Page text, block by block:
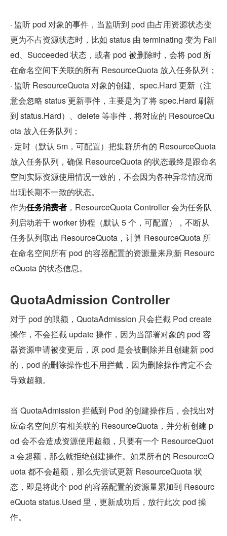
· 监听 pod 对象的事件，当监听到 pod 由占用资源状态变
更为不占资源状态时，比如 status 由 terminating 变为 Fail
ed、Succeeded 状态，或者 pod 被删除时，会将 pod 所
在命名空间下关联的所有 ResourceQuota 放入任务队列；
· 监听 ResourceQuota 对象的创建、spec.Hard 更新（注
意会忽略 status 更新事件，主要是为了将 spec.Hard 刷新
到 status.Hard）、delete 等事件，将对应的 ResourceQu
ota 放入任务队列；
· 定时（默认 5m，可配置）把集群所有的 ResourceQuota
放入任务队列，确保 ResourceQuota 的状态最终是跟命名
空间实际资源使用情况一致的，不会因为各种异常情况而
出现长期不一致的状态。
作为任务消费者 ，ResourceQuota Controller 会为任务队
列启动若干 worker 协程（默认 5 个，可配置），不断从
任务队列取出 ResourceQuota，计算 ResourceQuota 所
在命名空间所有 pod 的容器配置的资源量来刷新 Resourc
eQuota 的状态信息。
QuotaAdmission Controller
对于 pod 的限额，QuotaAdmission 只会拦截 Pod create
操作，不会拦截 update 操作，因为当部署对象的 pod 容
器资源申请被变更后，原 pod 是会被删除并且创建新 pod
的，pod 的删除操作也不用拦截，因为删除操作肯定不会
导致超额。
当 QuotaAdmission 拦截到 Pod 的创建操作后，会找出对
应命名空间所有相关联的 ResourceQuota，并分析创建 p
od 会不会造成资源使用超额，只要有一个 ResourceQuot
a 会超额，那么就拒绝创建操作。如果所有的 ResourceQ
uota 都不会超额，那么先尝试更新 ResourceQuota 状
态，即是将此个 pod 的容器配置的资源量累加到 Resourc
eQuota status.Used 里，更新成功后，放行此次 pod 操
作。